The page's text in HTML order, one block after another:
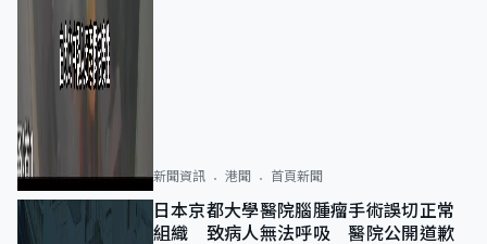
新聞資訊 港聞 首頁新聞
日本京都大學醫院腦腫瘤手術誤切正常
組織 致病人無法呼吸 醫院公開道歉